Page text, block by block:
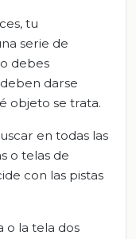
tu
serie de
debes
darse
objeto se trata.
en todas las
o telas de
con las pistas
o la tela dos